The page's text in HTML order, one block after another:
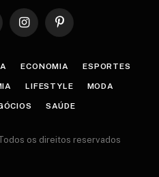
InstagramPinterest
ECONOMIA ESPORTES
LIFESTYLE MODA
SAÚDE
os direitos reservados